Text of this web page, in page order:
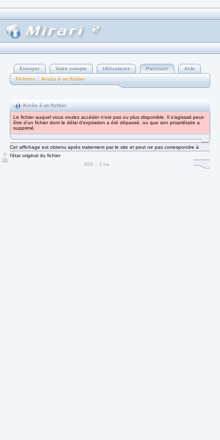
Envoyer Votre compte Utilisateurs Parcourir
Aide
Fichiers :: Accès à un fichier
Accès à un fichier
Le fichier auquel vous voulez accéder n'est pas ou plus disponible. Il s'agissait peut-
être d'un fichier dont le délai d'expiration a été dépassé, ou que son propriétaire a
supprimé.
Cet affichage est obtenu après traitement par le site et peut ne pas correspondre à
l'état original du fichier
©
r3c
2011 :: 2 ms